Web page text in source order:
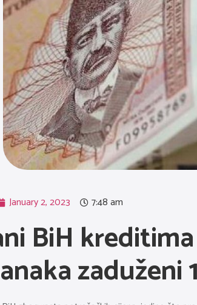
January 2, 2023 7:48 am
BiH
zaduženi